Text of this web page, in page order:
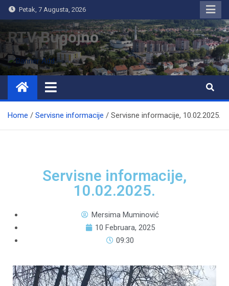
Petak, 7 Augusta, 2026
RTV Bugojno
Home Servisne informacije Servisne informacije, 10.02.2025.
Servisne informacije,
10.02.2025.
Mersima Muminović
10 Februara, 2025
09:30